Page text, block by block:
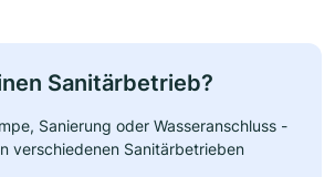
Sanitärbetrieb?
Sanierung oder Wasseranschluss -
verschiedenen Sanitärbetrieben